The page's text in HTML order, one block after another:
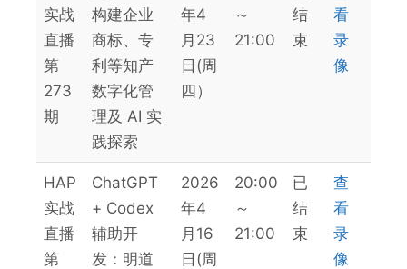
实战
直播
第
273
期
构建企业
商标、专
利等知产
数字化管
理及 AI 实
践探索
年4
月23
日(周
四）
～
21:00
结
束
看
录
像
HAP
实战
直播
第
ChatGPT
+ Codex
辅助开
发：明道
2026
年4
月16
日(周
20:00
～
21:00
已
结
束
查
看
录
像